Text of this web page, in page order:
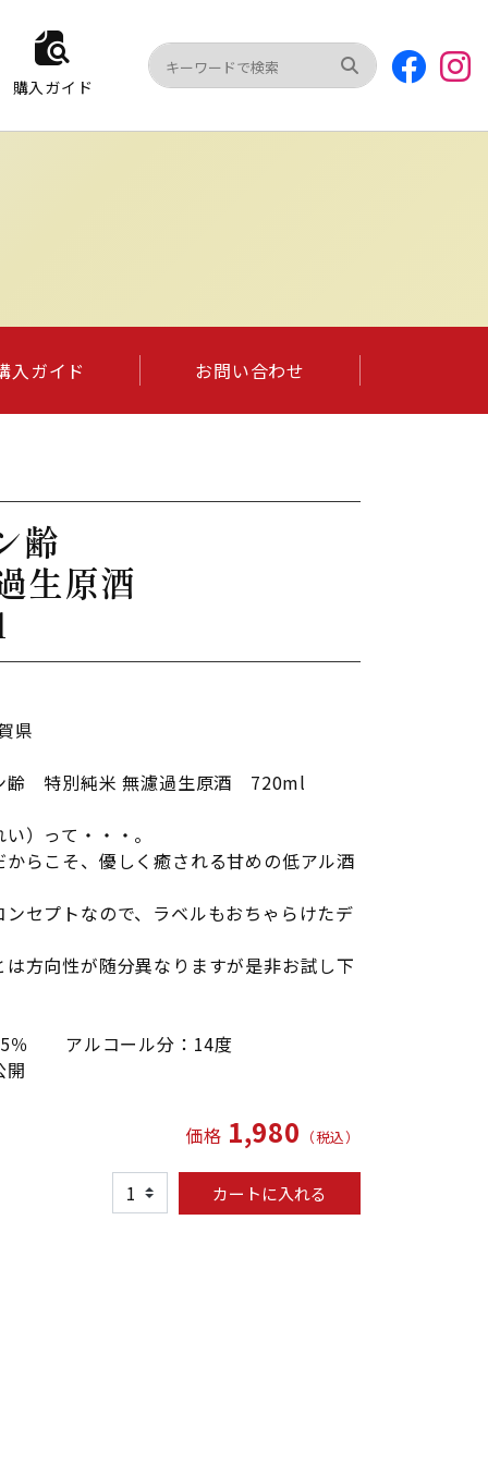
購入ガイド
入ガイド お問い合わせ
齢
生原酒
県
特別純米 無濾過生原酒 720ml
）って・・・。
からこそ、優しく癒される甘めの低アル酒
ンセプトなので、ラベルもおちゃらけたデ
は方向性が随分異なりますが是非お試し下
％ アルコール分：14度
開
価格 1,980 （税込）
カートに入れる